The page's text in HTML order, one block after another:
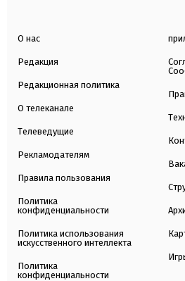
О нас
Редакция
Редакционная политика
О телеканале
Телеведущие
Рекламодателям
Правила пользования
Политика
конфиденциальности
Политика использования
искусственного интеллекта
Политика
конфиденциальности